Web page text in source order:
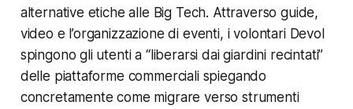
alternative etiche alle Big Tech. Attraverso guide,
video e l’organizzazione di eventi, i volontari Devol
spingono gli utenti a “liberarsi dai giardini recintati”
delle piattaforme commerciali spiegando
concretamente come migrare verso strumenti